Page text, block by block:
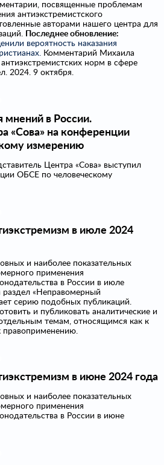
посвященные проблемам
антиэкстремистского
авторами нашего центра для
Последнее обновление:
вероятность наказания
Комментарий Михаила
норм в сфере
2024. 9 октября.
в России.
«Сова» на конференции
измерению
Центра «Сова» выступил
ОБСЕ по человеческому
в июле 2024
и наиболее показательных
применения
в России в июле
«Неправомерный
серию подобных публикаций.
и публиковать аналитические и
темам, относящимся как к
правоприменению.
в июне 2024 года
и наиболее показательных
применения
в России в июне